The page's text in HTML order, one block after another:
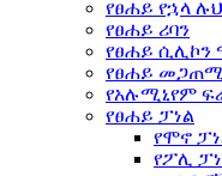
የፀሐይ የኋላ ሉህ
የፀሐይ ሪባን
የፀሐይ ሲሊኮን
የፀሐይ
የአሉሚኒየም
የፀሐይ ፓነል
የሞኖ
የፖሊ